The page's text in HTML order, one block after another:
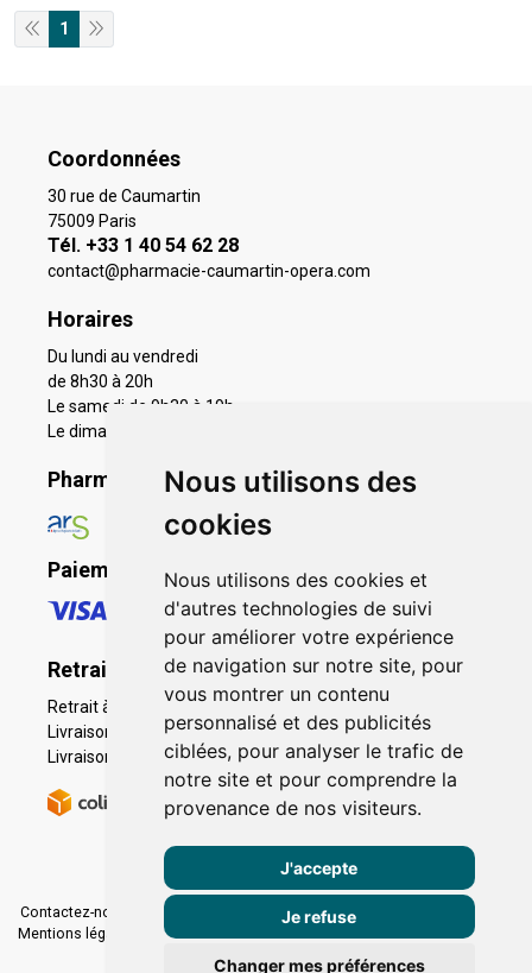
Nous utilisons des
cookies
Nous utilisons des cookies et
d'autres technologies de suivi
pour améliorer votre expérience
de navigation sur notre site, pour
vous montrer un contenu
personnalisé et des publicités
ciblées, pour analyser le trafic de
notre site et pour comprendre la
provenance de nos visiteurs.
J'accepte
Je refuse
Changer mes préférences
1
Coordonnées
30 rue de Caumartin
75009 Paris
Tél. +33 1 40 54 62 28
contact@pharmacie-caumartin-opera.com
Horaires
Du lundi au vendredi
de 8h30 à 20h
Le samedi de 9h30 à 19h
Le dimanche 11h à 19h
Pharmacie en ligne agréée
Paiement sécurisé
Retrait - Livraison
Retrait à la pharmacie - Click & Collect
Livraison en Point Relais
Livraison à domicile
Contactez-nous | Déclarer un effet indésirable
Mentions légales
Conditions générales - CGV
Données personnelles
Cookies Préférences Cookies